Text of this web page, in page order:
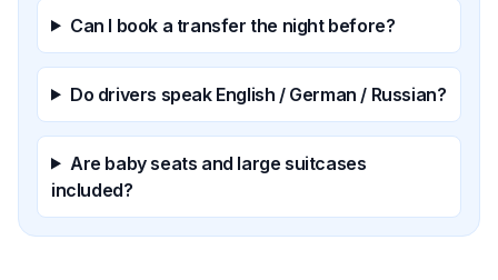
Can I book a transfer the night before?
Do drivers speak English / German / Russian?
Are baby seats and large suitcases
included?